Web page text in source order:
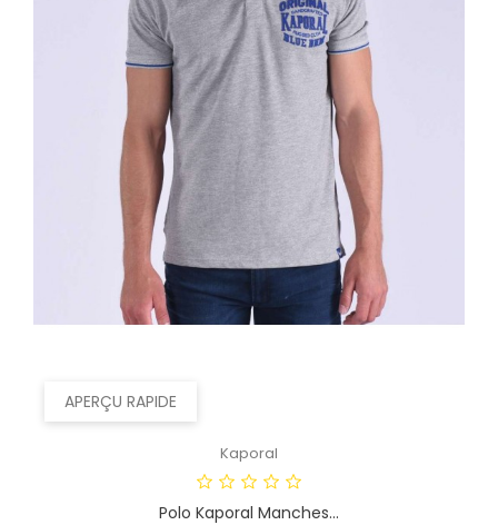
APERÇU RAPIDE
Kaporal
Polo Kaporal Manches...